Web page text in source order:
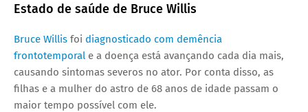
Estado de saúde de Bruce Willis
Bruce Willis foi diagnosticado com demência
frontotemporal e a doença está avançando cada dia mais,
causando sintomas severos no ator. Por conta disso, as
filhas e a mulher do astro de 68 anos de idade passam o
maior tempo possível com ele.